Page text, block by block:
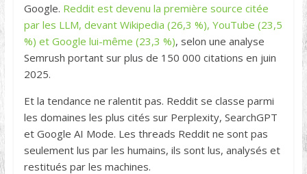
Google. Reddit est devenu la première source citée
par les LLM, devant Wikipedia (26,3 %), YouTube (23,5
%) et Google lui-même (23,3 %), selon une analyse
Semrush portant sur plus de 150 000 citations en juin
2025.
Et la tendance ne ralentit pas. Reddit se classe parmi
les domaines les plus cités sur Perplexity, SearchGPT
et Google AI Mode. Les threads Reddit ne sont pas
seulement lus par les humains, ils sont lus, analysés et
restitués par les machines.